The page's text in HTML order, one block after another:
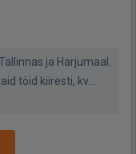
ja Harjumaal.
töid kiiresti, kv...